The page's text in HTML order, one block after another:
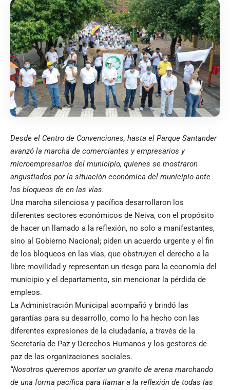
Desde el Centro de Convenciones, hasta el Parque Santander
avanzó la marcha de comerciantes y empresarios y
microempresarios del municipio, quienes se mostraron
angustiados por la situación económica del municipio ante
los bloqueos de en las vías.
Una marcha silenciosa y pacífica desarrollaron los
diferentes sectores económicos de Neiva, con el propósito
de hacer un llamado a la reflexión, no solo a manifestantes,
sino al Gobierno Nacional; piden un acuerdo urgente y el fin
de los bloqueos en las vías, que obstruyen el derecho a la
libre movilidad y representan un riesgo para la economía del
municipio y el departamento, sin mencionar la pérdida de
empleos.
La Administración Municipal acompañó y brindó las
garantías para su desarrollo, como lo ha hecho con las
diferentes expresiones de la ciudadanía, a través de la
Secretaría de Paz y Derechos Humanos y los gestores de
paz de las organizaciones sociales.
“Nosotros queremos aportar un granito de arena marchando
de una forma pacífica para llamar a la reflexión de todas las